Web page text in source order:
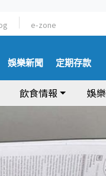
e-zone
娛樂新聞 定期存款
飲食情報 娛樂